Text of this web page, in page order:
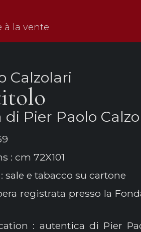
à la vente
Calzolari
Pier Paolo
: cm 72X101
e tabacco su cartone
registrata presso la
: autentica di Pier